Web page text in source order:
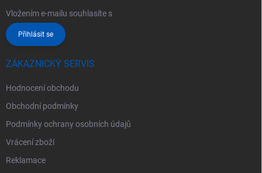
Vložením e-mailu souhlasíte s
Přihlásit se
ZÁKAZNICKÝ SERVIS
Hodnocení obchodu
Obchodní podmínky
Podmínky ochrany osobních údajů
Vrácení zboží
Reklamace